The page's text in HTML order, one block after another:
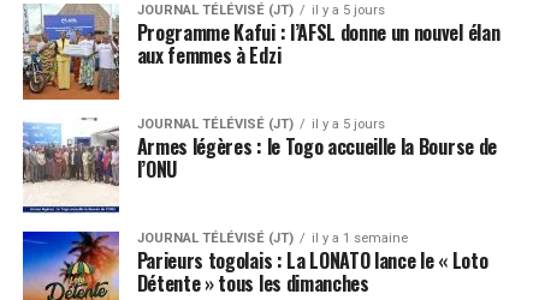
JOURNAL TÉLÉVISÉ (JT) il y a 5 jours
Programme Kafui : l’AFSL donne un nouvel élan
aux femmes à Edzi
JOURNAL TÉLÉVISÉ (JT) il y a 5 jours
Armes légères : le Togo accueille la Bourse de
l’ONU
JOURNAL TÉLÉVISÉ (JT) il y a 1 semaine
Parieurs togolais : La LONATO lance le « Loto
Détente » tous les dimanches